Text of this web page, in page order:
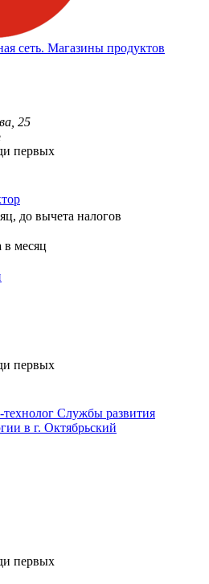
сеть. Магазины продуктов
25
первых
до вычета налогов
месяц
первых
Службы развития
в г. Октябрьский
первых